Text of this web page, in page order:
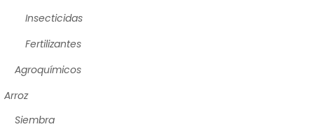
Insecticidas
Fertilizantes
Agroquímicos
Arroz
Siembra